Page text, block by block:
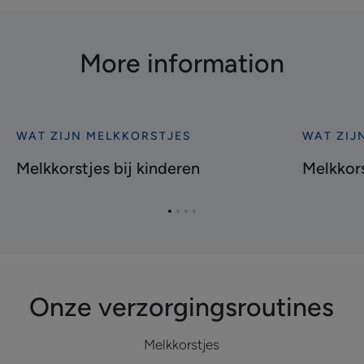
More information
Ontdekken
Melkkorstjes
WAT ZIJN MELKKORSTJES
Melkkorstjes bij kinderen
WAT
GaGa
GaGa
Onze verzorgingsroutines
Melkkorstjes